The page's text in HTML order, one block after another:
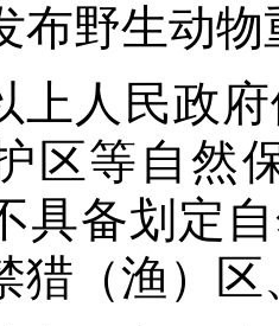
布野生动
上人民政
区等自然
具备划定
猎（渔）